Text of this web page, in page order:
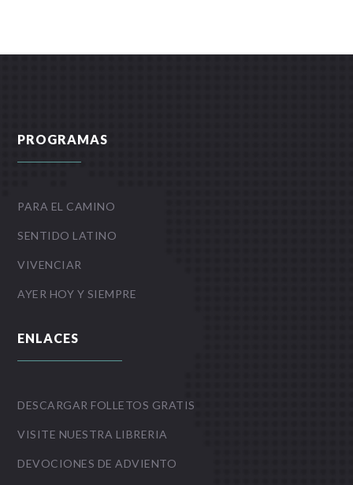
PROGRAMAS
PARA EL CAMINO
SENTIDO LATINO
VIVENCIAR
AYER HOY Y SIEMPRE
ENLACES
DESCARGAR FOLLETOS GRATIS
VISITE NUESTRA LIBRERIA
DEVOCIONES DE ADVIENTO